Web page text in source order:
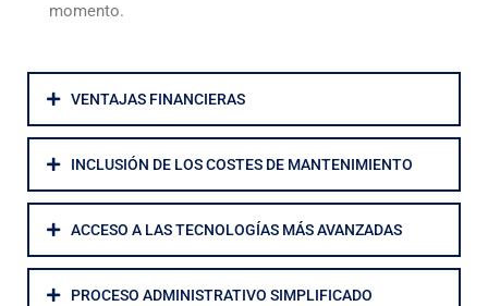
momento.
VENTAJAS FINANCIERAS
INCLUSIÓN DE LOS COSTES DE MANTENIMIENTO
ACCESO A LAS TECNOLOGÍAS MÁS AVANZADAS
PROCESO ADMINISTRATIVO SIMPLIFICADO